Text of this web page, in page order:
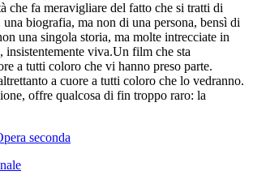
che fa meravigliare del fatto che si tratti di
una biografia, ma non di una persona, bensì di
una singola storia, ma molte intrecciate in
insistentemente viva.Un film che sta
a tutti coloro che vi hanno preso parte.
a cuore a tutti coloro che lo vedranno.
offre qualcosa di fin troppo raro: la
seconda